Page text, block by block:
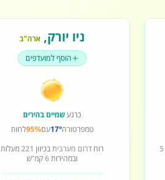
5
ניו יורק, ארה"ב
הוסף למועדפים
כרגעשמיים בהירים
טמפרטורה17°עם95%לחות
רוח דרום מערביתבכיוון 221מעלות
ובמהירות6קמ"ש